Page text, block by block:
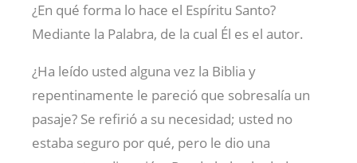
¿En qué forma lo hace el Espíritu Santo?
Mediante la Palabra, de la cual Él es el autor.
¿Ha leído usted alguna vez la Biblia y
repentinamente le pareció que sobresalía un
pasaje? Se refirió a su necesidad; usted no
estaba seguro por qué, pero le dio una